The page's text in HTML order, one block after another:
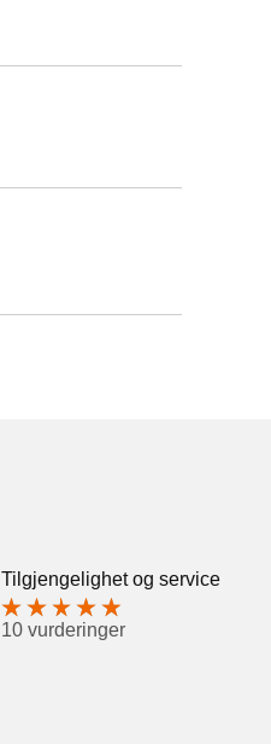
Tilgjengelighet og service
10 vurderinger